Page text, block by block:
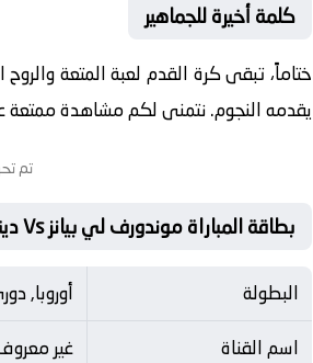
كلمة أخيرة للجماهير
ختاماً، تبقى كرة القدم لعبة المتعة
يقدمه النجوم. نتمنى لكم مشاهدة ممتعة
تم
بطاقة المباراة موندورف لي بيانز Vs دينامو تفليس
البطولة
أوروبا,
اسم القناة
غير